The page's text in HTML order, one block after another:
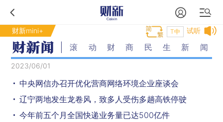
财新mini+ 试听
T中
滚动财商民生新闻
2023/06/01
中央网信办召开优化营商网络环境企业座谈会
辽宁两地发生龙卷风，致多人受伤多趟高铁停驶
今年前五个月全国快递业务量已达500亿件